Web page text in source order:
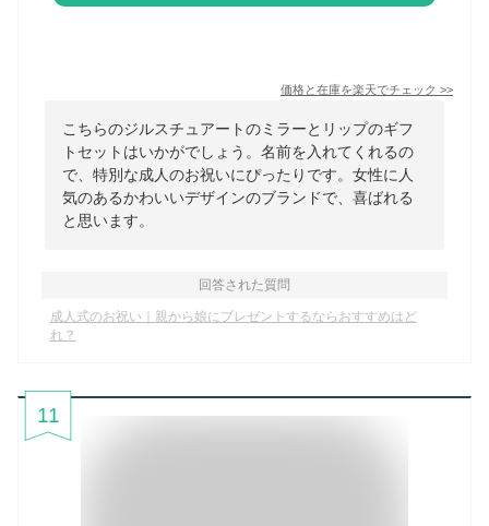
価格と在庫を楽天でチェック >>
こちらのジルスチュアートのミラーとリップのギフ
トセットはいかがでしょう。名前を入れてくれるの
で、特別な成人のお祝いにぴったりです。女性に人
気のあるかわいいデザインのブランドで、喜ばれる
と思います。
回答された質問
成人式のお祝い｜親から娘にプレゼントするならおすすめはど
れ？
11